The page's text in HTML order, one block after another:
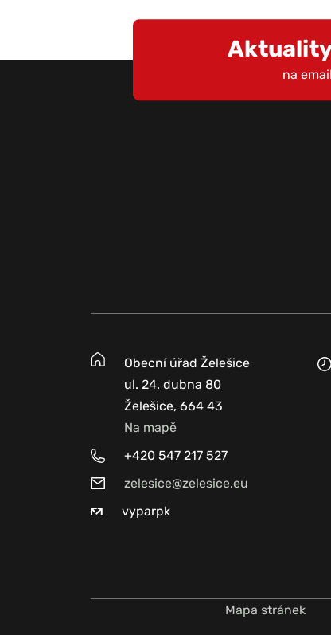
na email
Obecní úřad Želešice
ul. 24. dubna 80
Želešice, 664 43
Na mapě
+420 547 217 527
zelesice@zelesice.eu
vyparpk
Mapa stránek